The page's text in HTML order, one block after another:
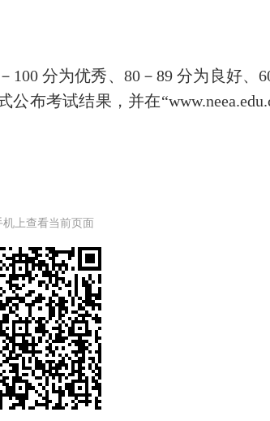
100 分为优秀、 80－ 89分为良好、
公布考试结果 ， 并在
上查看当前页面